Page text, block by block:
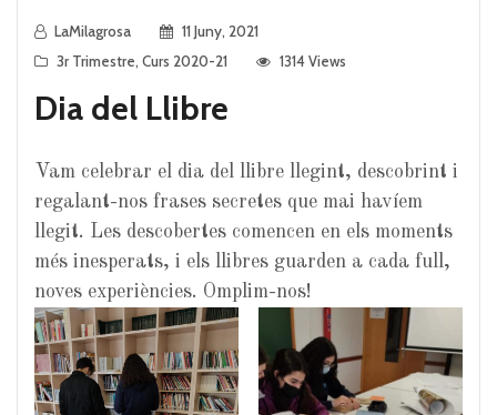
LaMilagrosa
11 Juny, 2021
3r Trimestre, Curs 2020-21 1314 Views
Dia del Llibre
Vam celebrar el dia del llibre llegint, descobrint i
regalant-nos frases secretes que mai havíem
llegit. Les descobertes comencen en els moments
més inesperats, i els llibres guarden a cada full,
noves experiències. Omplim-nos!